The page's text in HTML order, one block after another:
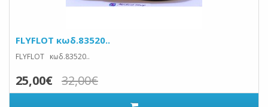
FLYFLOT κωδ.83520..
FLYFLOT κωδ.83520..
25,00€ 32,00€